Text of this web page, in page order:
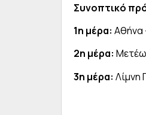
Συνοπτικό
1η μέρα: Αθήνα
2η μέρα:
3η μέρα: Λίμνη